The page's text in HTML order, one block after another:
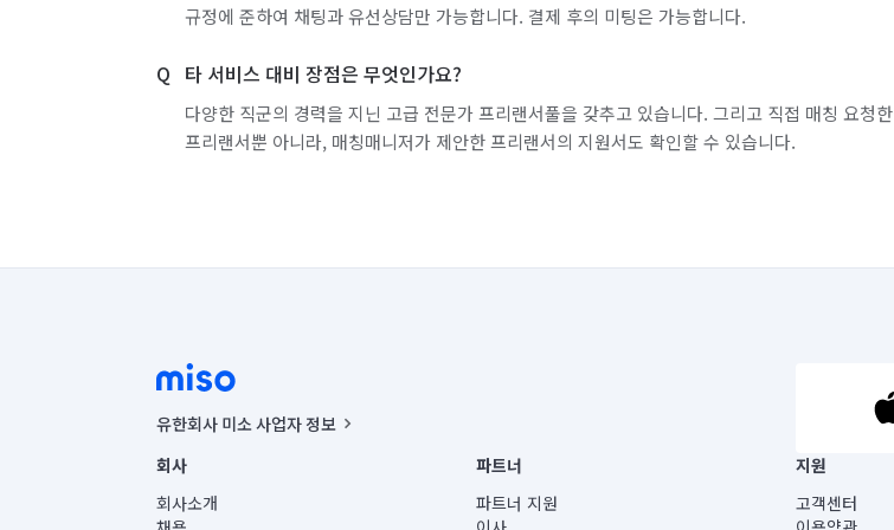
규정에 준하여 채팅과 유선상담만 가능합니다. 결제 후의 미팅은 가능합니다.
타 서비스 대비 장점은 무엇인가요?
다양한 직군의 경력을 지닌 고급 전문가 프리랜서풀을 갖추고 있습니다. 그리고 직접 매칭 요청한
프리랜서뿐 아니라, 매칭매니저가 제안한 프리랜서의 지원서도 확인할 수 있습니다.
유한회사 미소 사업자 정보
사업자등록번호 : 291-87-00271 | 인허가번호 : 2016-3220163-14-5-00019 |
통신판매신고번호 : 2024-서울종로-1400(공정거래위원회 정보) |
대표이사 : CHING VICTOR COLUMBIA RHEE
주소 | 본사: 서울특별시 종로구 율곡로 6(중학동, 트윈트리빌딩) B동 5층
회사
회사소개
파트너
파트너 지원
지원
고객센터